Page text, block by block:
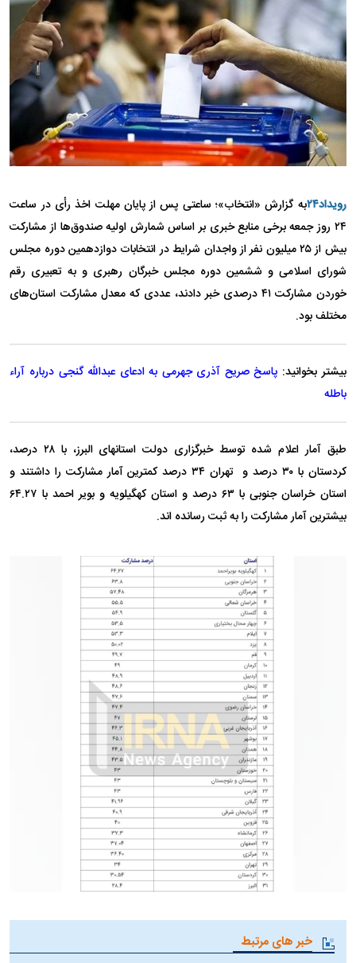
رویداد۲۴
به گزارش «انتخاب»؛ ساعتی پس از پایان مهلت اخذ رأی در ساعت
۲۴ روز جمعه برخی منابع خبری بر اساس شمارش اولیه صندوق‌ها از مشارکت
بیش از ۲۵ میلیون نفر از واجدان شرایط در انتخابات دوازدهمین دوره مجلس
شورای اسلامی و ششمین دوره مجلس خبرگان رهبری و به تعبیری رقم
خوردن مشارکت ۴۱ درصدی خبر دادند، عددی که معدل مشارکت استان‌های
مختلف بود.
بیشتر بخوانید: پاسخ صریح آذری جهرمی به ادعای عبدالله گنجی درباره آراء
باطله
طبق آمار اعلام شده توسط خبرگزاری دولت استانهای البرز، با ۲۸ درصد،
کردستان با ۳۰ درصد و تهران ۳۴ درصد کمترین آمار مشارکت را داشتند و
استان خراسان جنوبی با ۶۳ درصد و استان کهگیلویه و بویر احمد با ۶۴.۲۷
بیشترین آمار مشارکت را به ثبت رسانده اند.
خبر های مرتبط